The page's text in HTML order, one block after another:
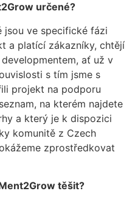
určené?
jsou ve specifické fázi
a platící zákazníky, chtějí
ať už v
s tím jsme s
projekt na podporu
na kterém najdete
a který je k dispozici
komunitě z Czech
zprostředkovat
těšit?